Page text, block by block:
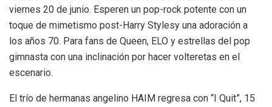
viernes 20 de junio. Esperen un pop-rock potente con un
toque de mimetismo post-Harry Stylesy una adoración a
los años 70. Para fans de Queen, ELO y estrellas del pop
gimnasta con una inclinación por hacer volteretas en el
escenario.
El trío de hermanas angelino HAIM regresa con “I Quit”, 15